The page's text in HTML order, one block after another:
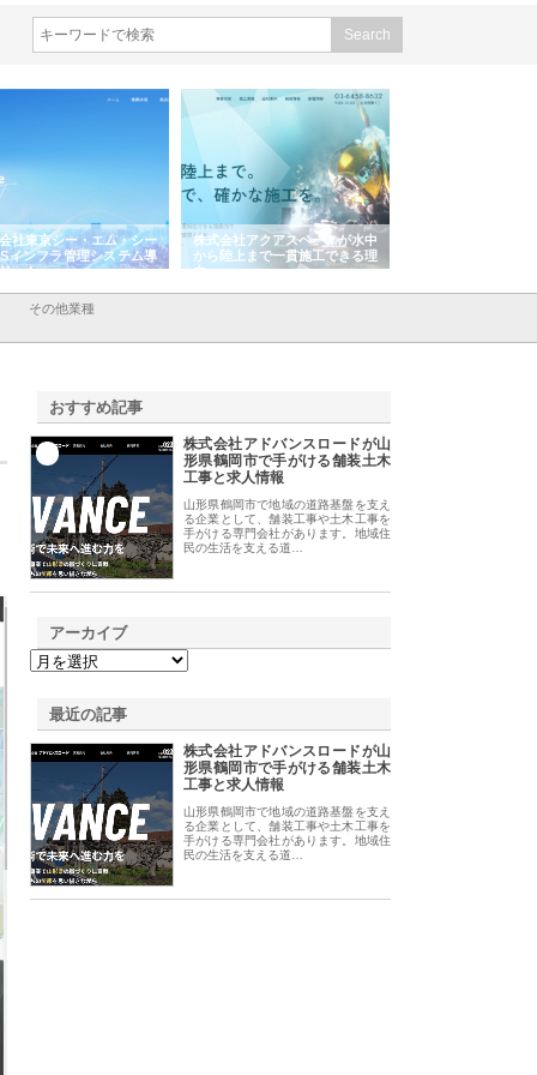
社東京シー・エム・シー
インフラ管理システム導
ット
株式会社アクアスペースが水中
から陸上まで一貫施工できる理
由
その他業種
おすすめ記事
株式会社アドバンスロードが山
形県鶴岡市で手がける舗装土木
工事と求人情報
山形県鶴岡市で地域の道路基盤を支え
る企業として、舗装工事や土木工事を
手がける専門会社があります。地域住
民の生活を支える道…
アーカイブ
最近の記事
株式会社アドバンスロードが山
形県鶴岡市で手がける舗装土木
工事と求人情報
山形県鶴岡市で地域の道路基盤を支え
る企業として、舗装工事や土木工事を
手がける専門会社があります。地域住
民の生活を支える道…